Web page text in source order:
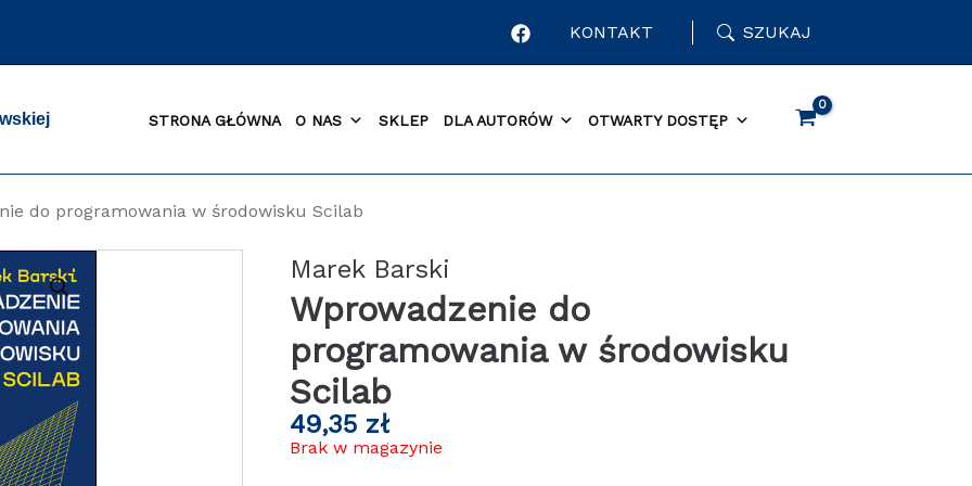
KONTAKT SZUKAJ
STRONA GŁÓWNA O NAS SKLEP DLA AUTORÓW OTWARTY DOSTĘP
do programowania w środowisku Scilab
Marek Barski
Wprowadzenie do
programowania w środowisku
Scilab
49,35 zł
Brak w magazynie